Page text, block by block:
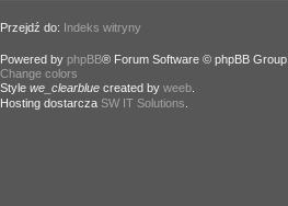
Przejdź do: Indeks witryny
Powered by phpBB® Forum Software © phpBB Group.
Change colors
Style we_clearblue created by weeb
Hosting dostarcza SW IT Solutions